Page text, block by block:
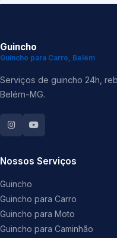
Guincho
Guincho para Carro, Belém
Serviços de guincho 24h,
Belém-MG.
Nossos Serviços
Guincho
Guincho para Carro
Guincho para Moto
Guincho para Caminhão